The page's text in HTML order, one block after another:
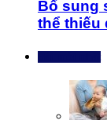
Bổ sung
thể thiếu